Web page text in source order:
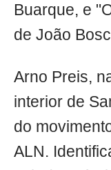
Buarque, e
de João
Arno Preis,
interior de
do
ALN.